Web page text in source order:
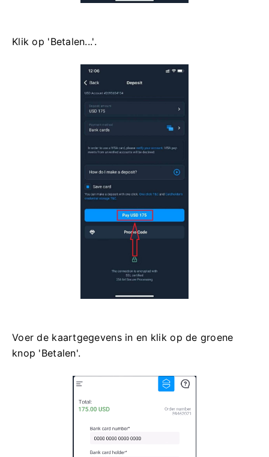
Klik op 'Betalen...'.
Voer de kaartgegevens in en klik op de groene
knop 'Betalen'.